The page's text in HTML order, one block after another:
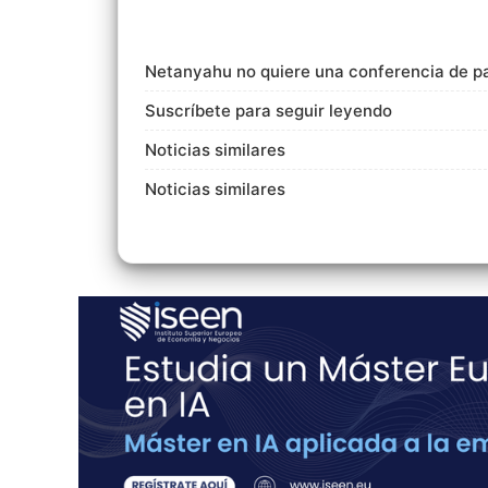
Netanyahu no quiere una conferencia de
Suscríbete para seguir leyendo
Noticias similares
Noticias similares